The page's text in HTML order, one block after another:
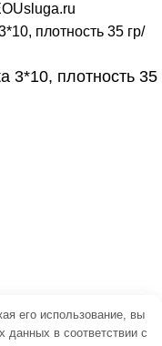
3*10, плотность 35
его использование, вы
данных в соответствии с